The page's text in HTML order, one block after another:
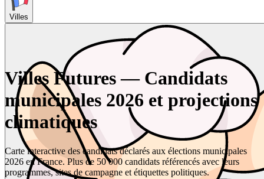
Villes
Villes Futures — Candidats
municipales 2026 et projections
climatiques
Carte interactive des candidats déclarés aux élections municipales
2026 en France. Plus de 50 000 candidats référencés avec leurs
programmes, sites de campagne et étiquettes politiques.